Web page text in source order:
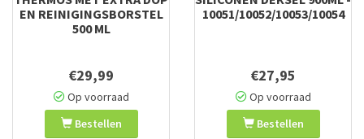
EN REINIGINGSBORSTEL
500 ML
€29,99
Op voorraad
Bestellen
10051/10052/10053/10054
€27,95
Op voorraad
Bestellen